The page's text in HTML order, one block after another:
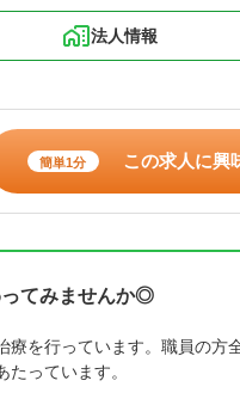
法人情報
簡単1分 この求人に興
ってみませんか◎
療を行っています。職員の方
っています。